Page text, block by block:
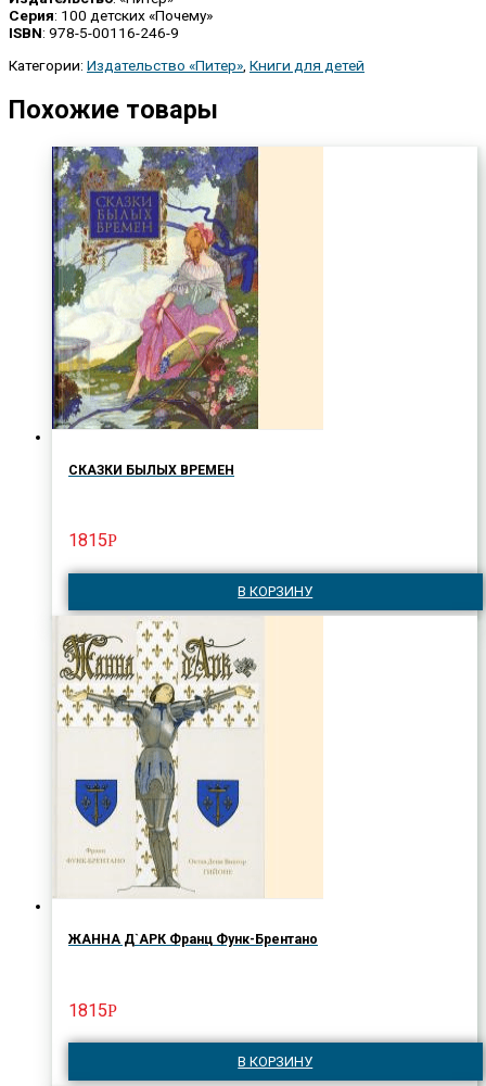
Серия: 100 детских «Почему»
ISBN: 978-5-00116-246-9
Категории: Издательство «Питер» Книги для детей
Похожие товары
СКАЗКИ БЫЛЫХ ВРЕМЕН
1815Р
В КОРЗИНУ
ЖАННА Д`АРК Франц Функ-Брентано
1815Р
В КОРЗИНУ